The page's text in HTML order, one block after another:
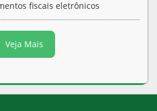
fiscais eletrônicos
Veja Mais